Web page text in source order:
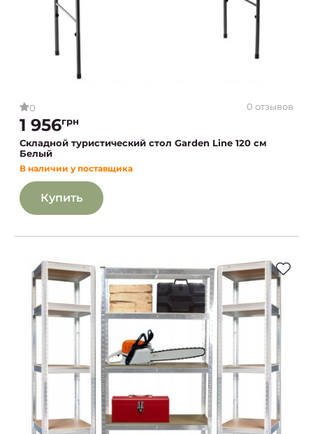
0 0 отзывов
1 956грн
Складной туристический стол Garden Line 120 см
Белый
В наличии у поставщика
Купить